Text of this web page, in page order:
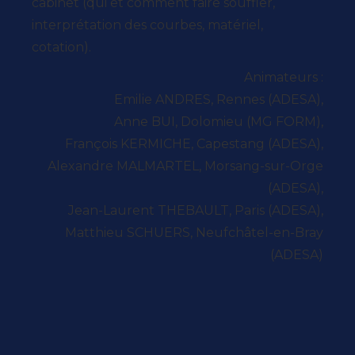
interprétation des courbes, matériel,
cotation).
Animateurs :
Emilie ANDRES, Rennes (ADESA),
Anne BUI, Dolomieu (MG FORM),
François KERMICHE, Capestang (ADESA),
Alexandre MALMARTEL, Morsang-sur-Orge
(ADESA),
Jean-Laurent THEBAULT, Paris (ADESA),
Matthieu SCHUERS, Neufchâtel-en-Bray
(ADESA)